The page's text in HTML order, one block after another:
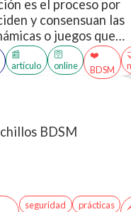
es el proceso por
y consensuan las
o juegos que
van a realizar
BDSM.
📰
artículo
🛜
online
❤️
BDSM
BDSM
seguridad prácticas